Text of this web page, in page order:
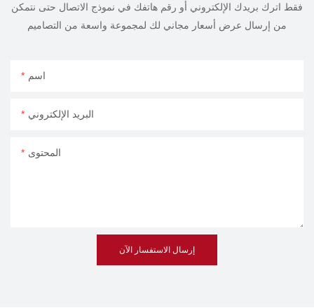
فقط اترك بريدك الإلكتروني أو رقم هاتفك في نموذج الاتصال حتى نتمكن
من إرسال عرض أسعار مجاني لك لمجموعة واسعة من التصاميم
اسم
البريد الإلكتروني
المحتوى
إرسال الاستفسار الآن